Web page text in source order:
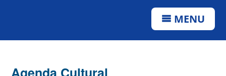
MENU
Agenda Cultural